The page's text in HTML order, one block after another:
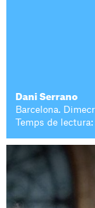
Dani Serrano
Barcelona.
Temps de